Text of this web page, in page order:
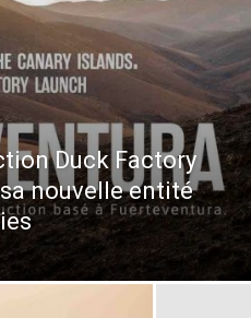
Duck Factory
nouvelle entité